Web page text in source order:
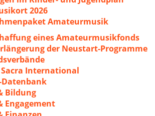
2026
Amateurmusik
eines Amateurmusikfonds
der Neustart-Programme
International
Datenbank
Bildung
Engagement